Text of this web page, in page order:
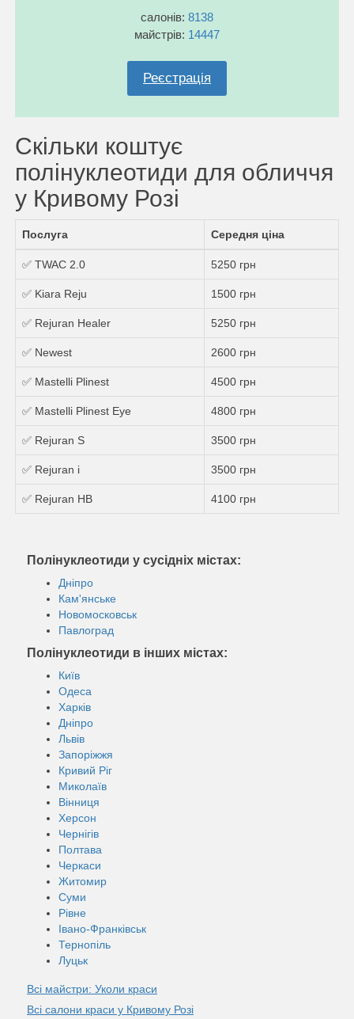
салонів: 8138
майстрів: 14447
Реєстрація
Скільки коштує
полінуклеотиди для обличчя
у Кривому Розі
Послуга Середня ціна
✅ TWAC 2.0 5250 грн
✅ Kiara Reju 1500 грн
✅ Rejuran Healer 5250 грн
✅ Newest 2600 грн
✅ Mastelli Plinest 4500 грн
✅ Mastelli Plinest Eye 4800 грн
✅ Rejuran S 3500 грн
✅ Rejuran i 3500 грн
✅ Rejuran HB 4100 грн
Полінуклеотиди у сусідніх містах:
Дніпро
Кам'янське
Новомосковськ
Павлоград
Полінуклеотиди в інших містах:
Київ
Одеса
Харків
Дніпро
Львів
Запоріжжя
Кривий Ріг
Миколаїв
Вінниця
Херсон
Чернігів
Полтава
Черкаси
Житомир
Суми
Рівне
Івано-Франківськ
Тернопіль
Луцьк
Всі майстри: Уколи краси
Всі салони краси у Кривому Розі